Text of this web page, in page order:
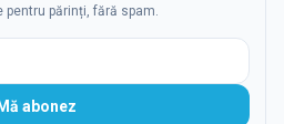
părinți, fără spam.
Mă abonez